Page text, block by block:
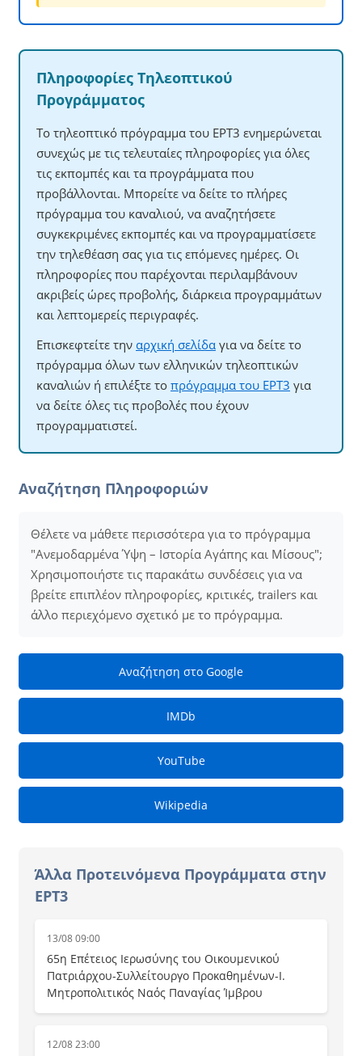
Πληροφορίες Τηλεοπτικού
Προγράμματος
Το τηλεοπτικό πρόγραμμα του ΕΡΤ3 ενημερώνεται
συνεχώς με τις τελευταίες πληροφορίες για όλες
τις εκπομπές και τα προγράμματα που
προβάλλονται. Μπορείτε να δείτε το πλήρες
πρόγραμμα του καναλιού, να αναζητήσετε
συγκεκριμένες εκπομπές και να προγραμματίσετε
την τηλεθέαση σας για τις επόμενες ημέρες. Οι
πληροφορίες που παρέχονται περιλαμβάνουν
ακριβείς ώρες προβολής, διάρκεια προγραμμάτων
και λεπτομερείς περιγραφές.
Επισκεφτείτε την αρχική σελίδα για να δείτε το
πρόγραμμα όλων των ελληνικών τηλεοπτικών
καναλιών ή επιλέξτε το πρόγραμμα του ΕΡΤ3 για
να δείτε όλες τις προβολές που έχουν
προγραμματιστεί.
Αναζήτηση Πληροφοριών
Θέλετε να μάθετε περισσότερα για το πρόγραμμα
"Ανεμοδαρμένα Ύψη – Ιστορία Αγάπης και Μίσους";
Χρησιμοποιήστε τις παρακάτω συνδέσεις για να
βρείτε επιπλέον πληροφορίες, κριτικές, trailers και
άλλο περιεχόμενο σχετικό με το πρόγραμμα.
Αναζήτηση στο Google
IMDb
YouTube
Wikipedia
Άλλα Προτεινόμενα Προγράμματα στην
ΕΡΤ3
13/08 09:00
65η Επέτειος Ιερωσύνης του Οικουμενικού
Πατριάρχου-Συλλείτουργο Προκαθημένων-Ι.
Μητροπολιτικός Ναός Παναγίας Ίμβρου
12/08 23:00